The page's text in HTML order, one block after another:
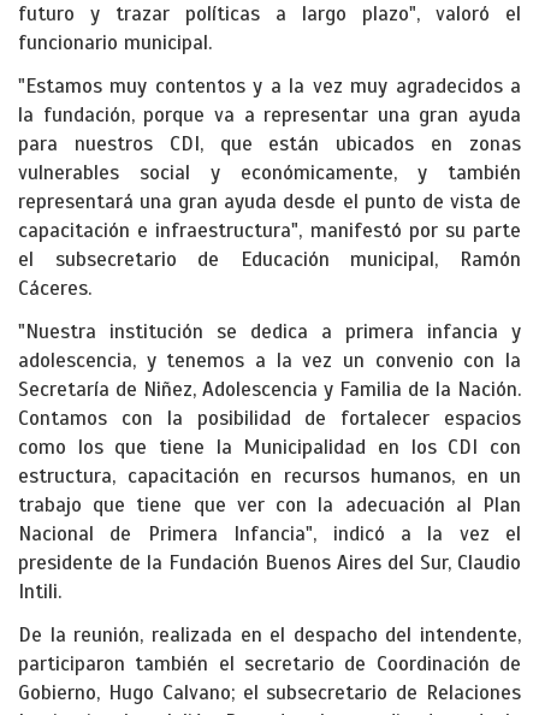
futuro y trazar políticas a largo plazo", valoró el
funcionario municipal.
"Estamos muy contentos y a la vez muy agradecidos a
la fundación, porque va a representar una gran ayuda
para nuestros CDI, que están ubicados en zonas
vulnerables social y económicamente, y también
representará una gran ayuda desde el punto de vista de
capacitación e infraestructura", manifestó por su parte
el subsecretario de Educación municipal, Ramón
Cáceres.
"Nuestra institución se dedica a primera infancia y
adolescencia, y tenemos a la vez un convenio con la
Secretaría de Niñez, Adolescencia y Familia de la Nación.
Contamos con la posibilidad de fortalecer espacios
como los que tiene la Municipalidad en los CDI con
estructura, capacitación en recursos humanos, en un
trabajo que tiene que ver con la adecuación al Plan
Nacional de Primera Infancia", indicó a la vez el
presidente de la Fundación Buenos Aires del Sur, Claudio
Intili.
De la reunión, realizada en el despacho del intendente,
participaron también el secretario de Coordinación de
Gobierno, Hugo Calvano; el subsecretario de Relaciones